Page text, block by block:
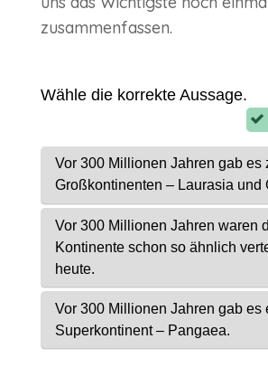
zusammenfassen.